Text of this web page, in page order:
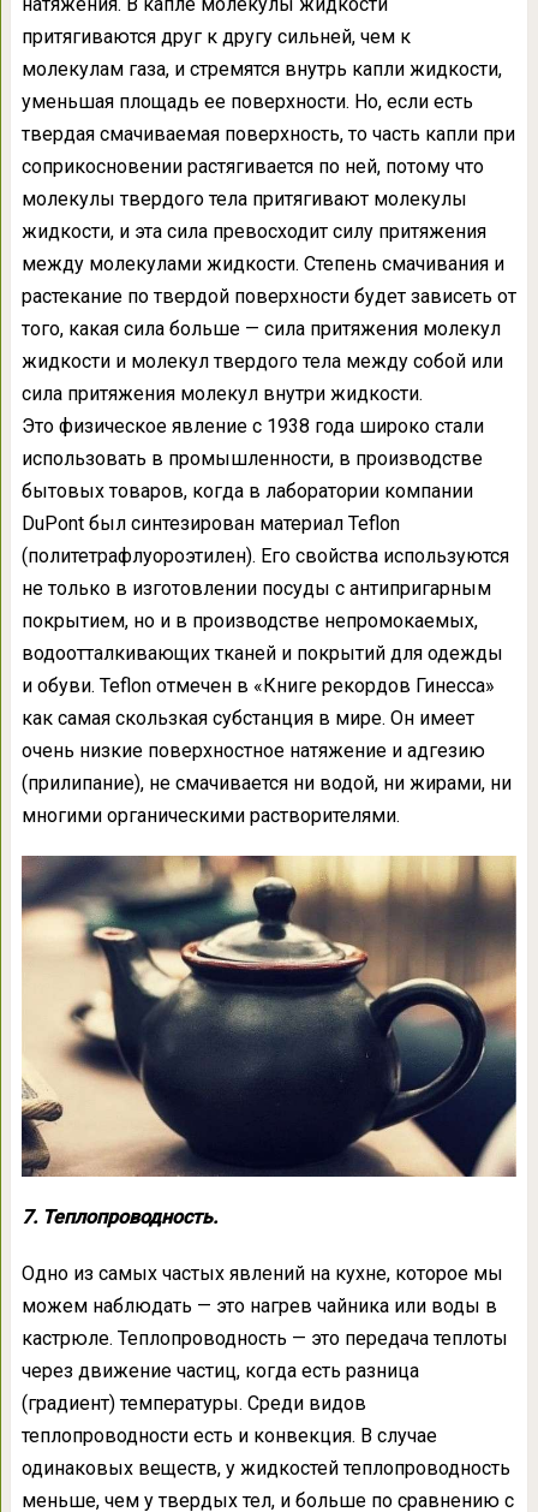
притягиваются друг к другу сильней, чем к
молекулам газа, и стремятся внутрь капли жидкости,
уменьшая площадь ее поверхности. Но, если есть
твердая смачиваемая поверхность, то часть капли при
соприкосновении растягивается по ней, потому что
молекулы твердого тела притягивают молекулы
жидкости, и эта сила превосходит силу притяжения
между молекулами жидкости. Степень смачивания и
растекание по твердой поверхности будет зависеть от
того, какая сила больше — сила притяжения молекул
жидкости и молекул твердого тела между собой или
сила притяжения молекул внутри жидкости.
Это физическое явление с 1938 года широко стали
использовать в промышленности, в производстве
бытовых товаров, когда в лаборатории компании
DuPont был синтезирован материал Teflon
(политетрафлуороэтилен). Его свойства используются
не только в изготовлении посуды с антипригарным
покрытием, но и в производстве непромокаемых,
водоотталкивающих тканей и покрытий для одежды
и обуви. Teflon отмечен в «Книге рекордов Гинесса»
как самая скользкая субстанция в мире. Он имеет
очень низкие поверхностное натяжение и адгезию
(прилипание), не смачивается ни водой, ни жирами, ни
многими органическими растворителями.
7. Теплопроводность.
Одно из самых частых явлений на кухне, которое мы
можем наблюдать — это нагрев чайника или воды в
кастрюле. Теплопроводность — это передача теплоты
через движение частиц, когда есть разница
(градиент) температуры. Среди видов
теплопроводности есть и конвекция. В случае
одинаковых веществ, у жидкостей теплопроводность
меньше, чем у твердых тел, и больше по сравнению с